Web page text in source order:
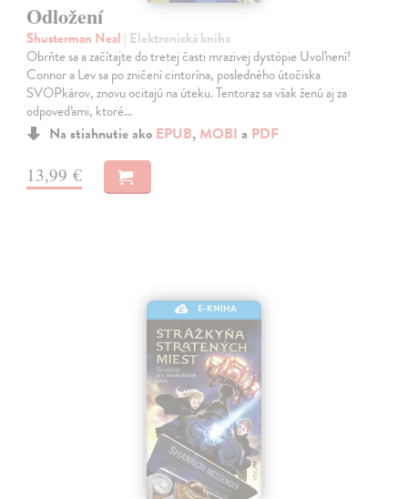
Odložení
Shusterman Neal | Elektronická kniha
Obrňte sa a začítajte do tretej časti mrazivej dystópie Uvoľnení!
Connor a Lev sa po zničení cintorína, posledného útočiska
SVOPkárov, znovu ocitajú na úteku. Tentoraz sa však ženú aj za
odpoveďami, ktoré…
Na stiahnutie ako EPUB, MOBI a PDF
13,99 €
E-KNIHA